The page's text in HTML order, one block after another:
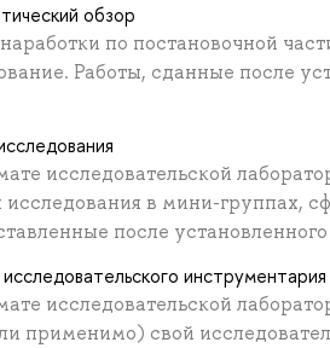
обзор
по постановочной
Работы, сданные после
исследовательской
в мини-группах,
после
инструментария
исследовательской
применимо) свой